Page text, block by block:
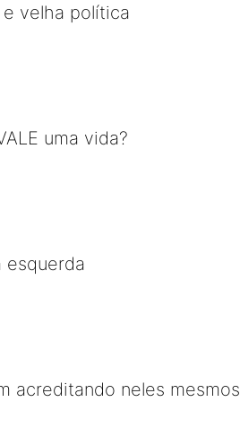
e velha política
uma vida?
esquerda
acreditando neles mesmos